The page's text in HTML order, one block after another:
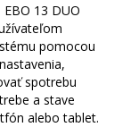
13 DUO
pomocou
spotrebu
a stave
alebo tablet.